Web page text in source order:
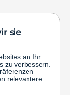
sie
an Ihr
zu verbessern.
relevantere